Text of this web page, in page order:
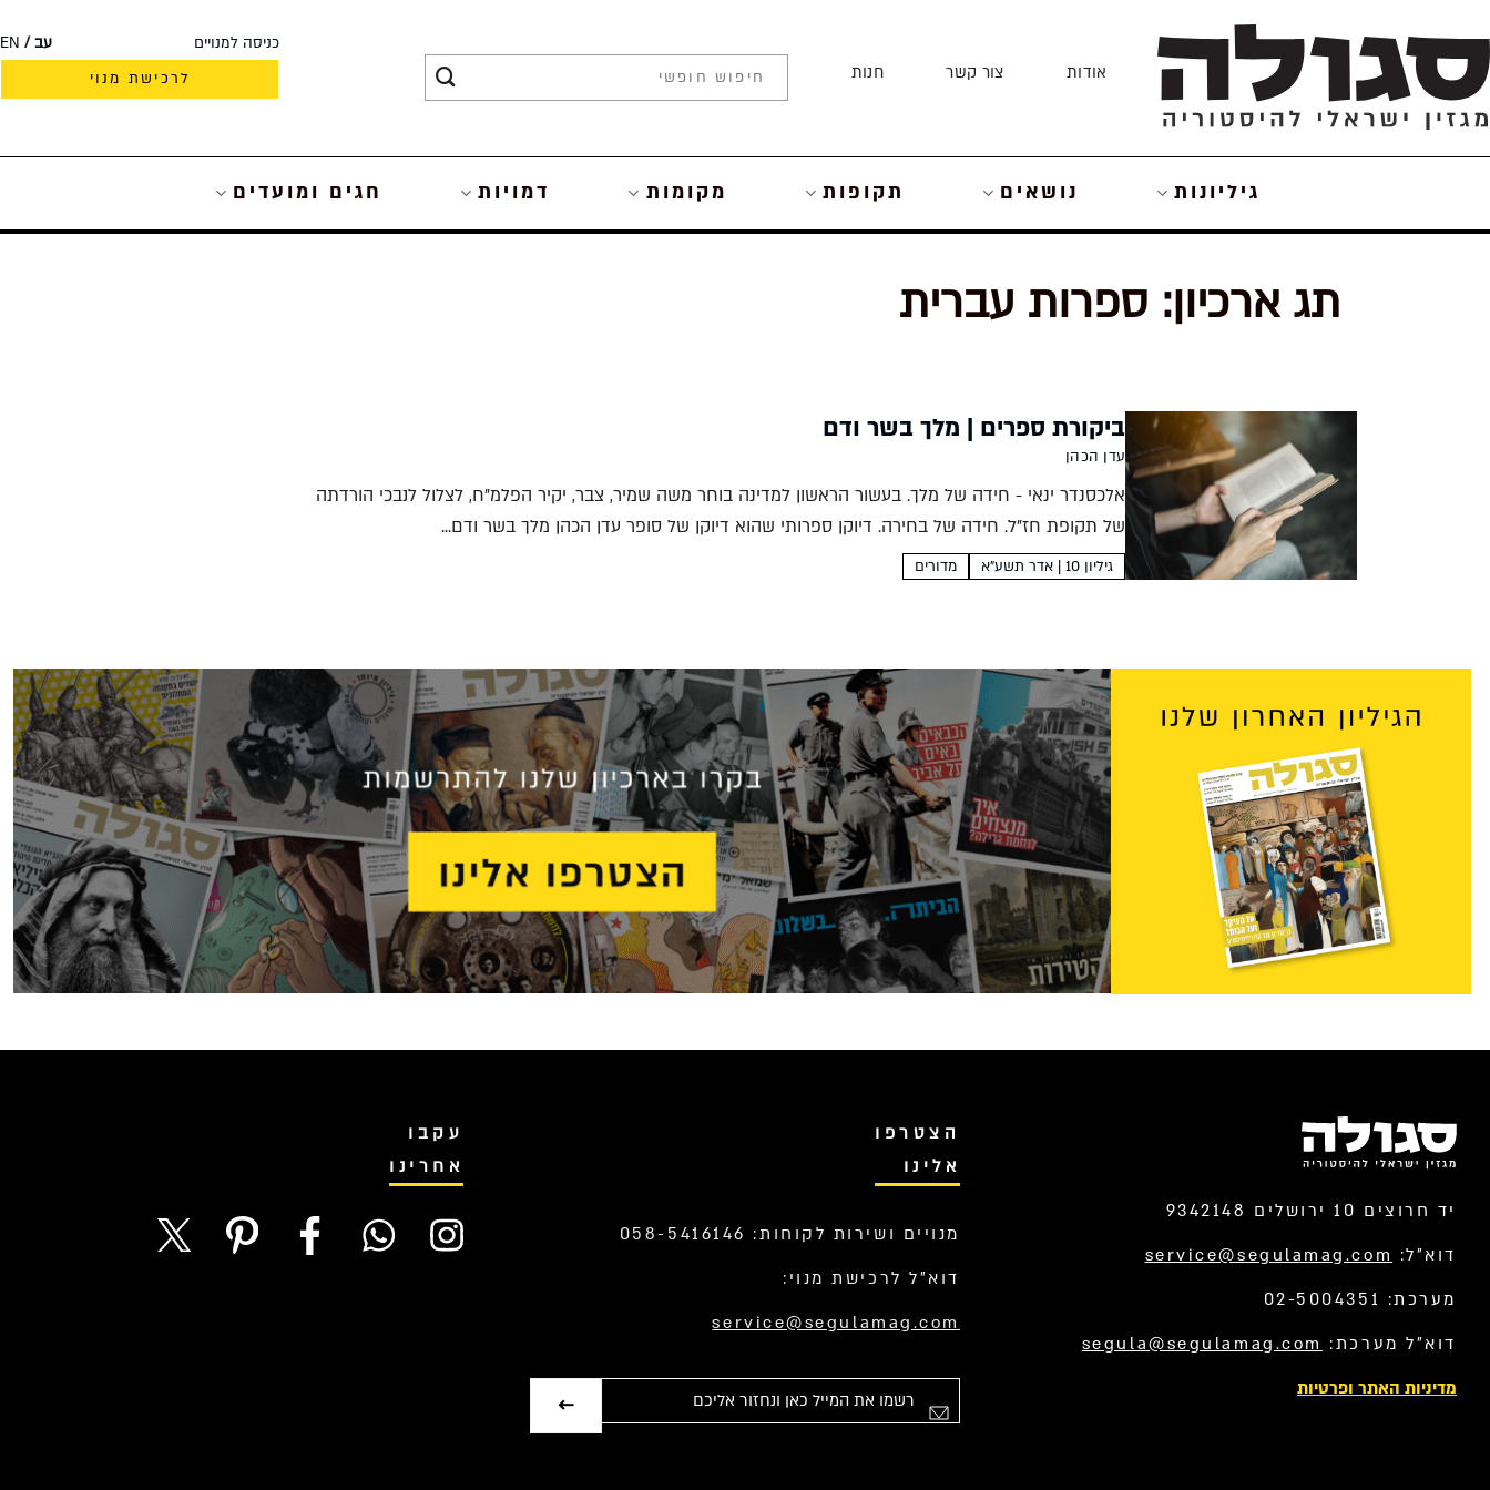
to
content
אודות צור קשר חנות
כניסה למנויים עב
EN
לרכישת מנוי
גיליונות נושאים תקופות מקומות דמויות חגים ומועדים
תג ארכיון: ספרות עברית
ביקורת ספרים | מלך בשר ודם
עדן הכהן
אלכסנדר ינאי - חידה של מלך. בעשור הראשון למדינה בוחר משה שמיר, צבר, יקיר הפלמ"ח, לצלול לנבכי הורדתה
של תקופת חז"ל. חידה של בחירה. דיוקן ספרותי שהוא דיוקן של סופר עדן הכהן מלך בשר ודם...
גיליון 10 | אדר תשע"א מדורים
יד חרוצים 10 ירושלים 9342148
דוא”ל: service@segulamag.com
מערכת: 02-5004351
דוא”ל מערכת: segula@segulamag.com
מדיניות האתר ופרטיות
הצטרפו
אלינו
מנויים ושירות לקוחות: 058-5416146
דוא”ל לרכישת מנוי:
service@segulamag.com
עקבו
אחרינו